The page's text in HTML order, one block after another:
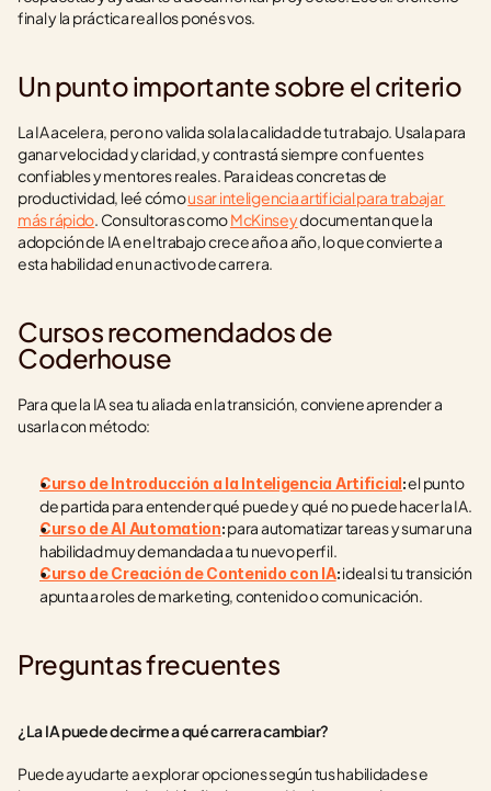
final y la práctica real los ponés vos.
Un punto importante sobre el criterio
La IA acelera, pero no valida sola la calidad de tu trabajo. Usala para
ganar velocidad y claridad, y contrastá siempre con fuentes
confiables y mentores reales. Para ideas concretas de
productividad, leé cómo usar inteligencia artificial para trabajar
más rápido. Consultoras como McKinsey documentan que la
adopción de IA en el trabajo crece año a año, lo que convierte a
esta habilidad en un activo de carrera.
Cursos recomendados de
Coderhouse
Para que la IA sea tu aliada en la transición, conviene aprender a
usarla con método:
Curso de Introducción a la Inteligencia Artificial: el punto
de partida para entender qué puede y qué no puede hacer la IA.
Curso de AI Automation: para automatizar tareas y sumar una
habilidad muy demandada a tu nuevo perfil.
Curso de Creación de Contenido con IA: ideal si tu transición
apunta a roles de marketing, contenido o comunicación.
Preguntas frecuentes
¿La IA puede decirme a qué carrera cambiar?
Puede ayudarte a explorar opciones según tus habilidades e